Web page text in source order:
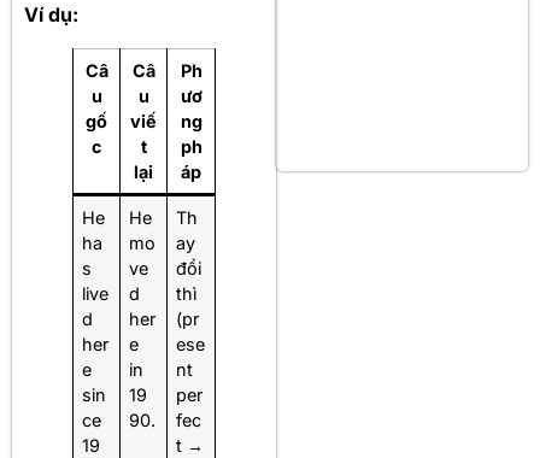
Ví dụ:
Câ
u
gố
c
Câ
u
viế
t
lại
Ph
ươ
ng
ph
áp
He
ha
s
live
d
her
e
sin
ce
19
He
mo
ve
d
her
e
in
19
90.
Th
ay
đổi
thì
(pr
ese
nt
per
fec
t →